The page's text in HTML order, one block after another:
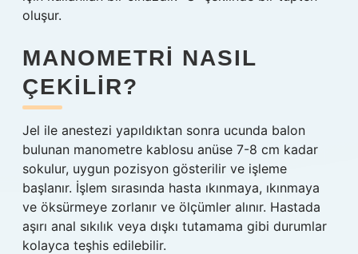
oluşur.
MANOMETRI NASIL
ÇEKILIR?
Jel ile anestezi yapıldıktan sonra ucunda balon
bulunan manometre kablosu anüse 7-8 cm kadar
sokulur, uygun pozisyon gösterilir ve işleme
başlanır. İşlem sırasında hasta ıkınmaya, ıkınmaya
ve öksürmeye zorlanır ve ölçümler alınır. Hastada
aşırı anal sıkılık veya dışkı tutamama gibi durumlar
kolayca teşhis edilebilir.